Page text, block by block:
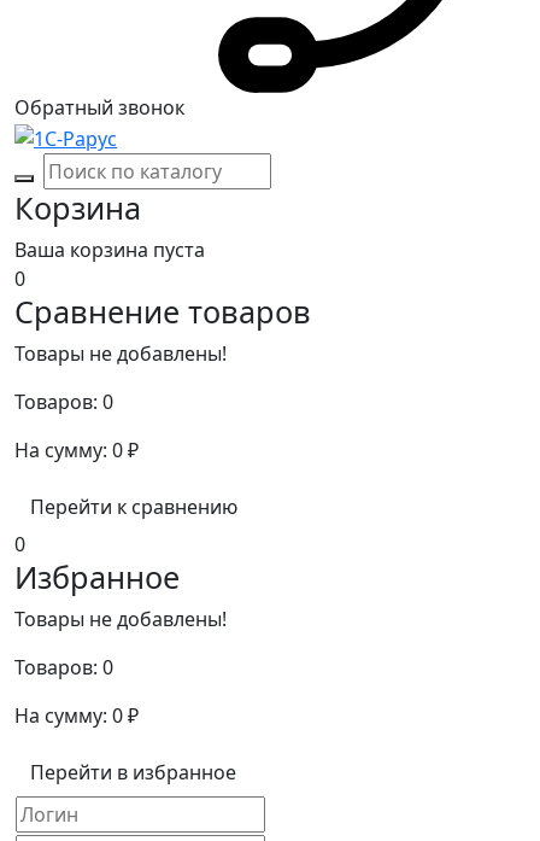
Обратный звонок
Корзина
Ваша корзина пуста
0
Сравнение товаров
Товары не добавлены!
Товаров: 0
На сумму: 0₽
Перейти к сравнению
0
Избранное
Товары не добавлены!
Товаров: 0
На сумму: 0₽
Перейти в избранное